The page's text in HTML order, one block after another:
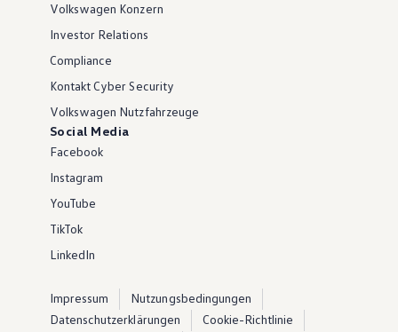
Volkswagen Konzern
Investor Relations
Compliance
Kontakt Cyber Security
Volkswagen Nutzfahrzeuge
Social Media
Facebook
Instagram
YouTube
TikTok
LinkedIn
Impressum
Nutzungsbedingungen
Datenschutzerklärungen
Cookie-Richtlinie